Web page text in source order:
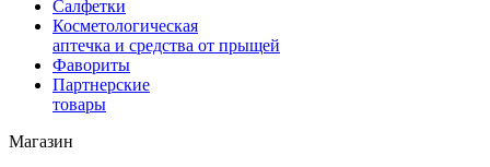
Салфетки
Косметологическая
аптечка и средства от прыщей
Фавориты
Партнерские
товары
Магазин